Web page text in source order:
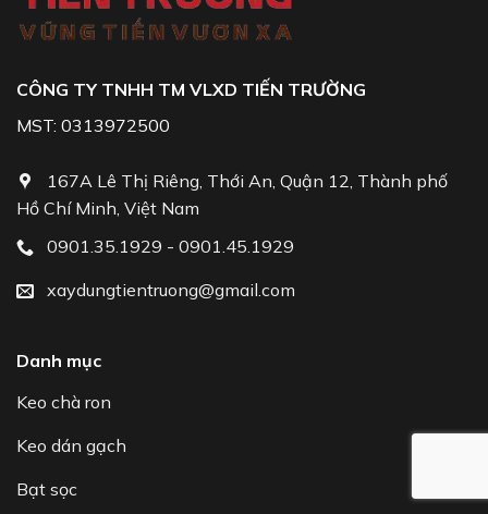
CÔNG TY TNHH TM VLXD TIẾN TRƯỜNG
MST: 0313972500
167A Lê Thị Riêng, Thới An, Quận 12, Thành phố
Hồ Chí Minh, Việt Nam
0901.35.1929 - 0901.45.1929
xaydungtientruong@gmail.com
Danh mục
Keo chà ron
Keo dán gạch
Bạt sọc